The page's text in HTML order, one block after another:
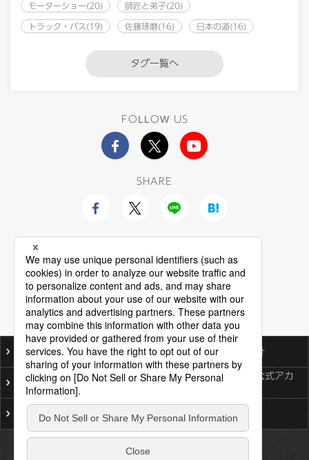
モーターショー(20) 師匠と弟子(20)
トラック・バス(19) 佐藤琢磨(16) 日本の道(16)
タグ一覧へ
FOLLOW US
SHARE
ご利用にあたって 個人情報保護基本方針
プライバシーポリシー
ソーシャルメディア公式アカ
サイトマップ お問い合わせ